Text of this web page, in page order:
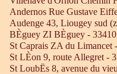
Andernos Rue Gustave
Audenge 43, Liougey sud
BÈguey ZI BÈguey - 33410
St Caprais ZA du Limancet
St LÈon 9, route Allegret -
St LoubËs 8, avenue du